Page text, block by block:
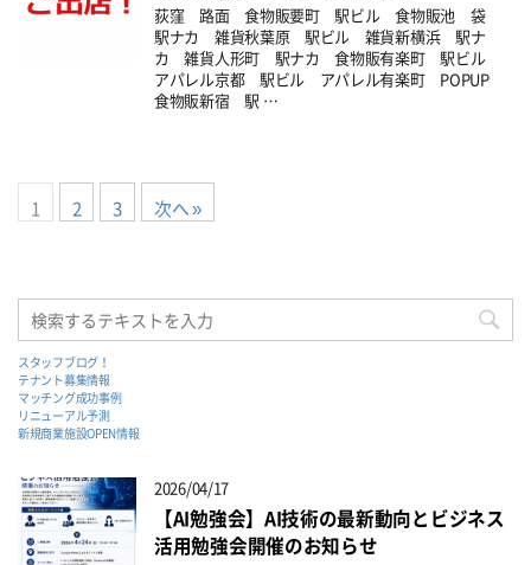
荻窪 路面 食物販要町 駅ビル 食物販池 袋
駅ナカ 雑貨秋葉原 駅ビル 雑貨新横浜 駅ナ
カ 雑貨人形町 駅ナカ 食物販有楽町 駅ビル
アパレル京都 駅ビル アパレル有楽町 POPUP
食物販新宿 駅 …
1 2 3 次へ »
スタッフブログ！
テナント募集情報
マッチング成功事例
リニューアル予測
新規商業施設OPEN情報
2026/04/17
【AI勉強会】AI技術の最新動向とビジネス
活用勉強会開催のお知らせ